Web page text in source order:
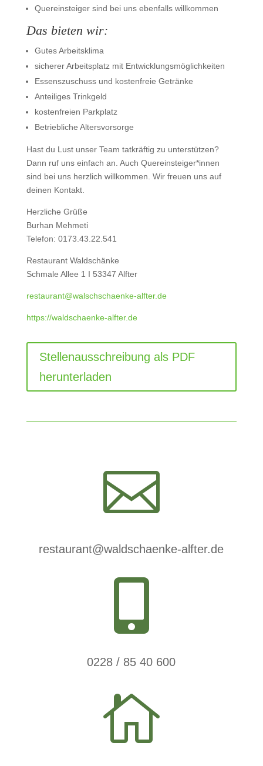
Quereinsteiger sind bei uns ebenfalls willkommen
Das bieten wir:
Gutes Arbeitsklima
sicherer Arbeitsplatz mit Entwicklungsmöglichkeiten
Essenszuschuss und kostenfreie Getränke
Anteiliges Trinkgeld
kostenfreien Parkplatz
Betriebliche Altersvorsorge
Hast du Lust unser Team tatkräftig zu unterstützen?
Dann ruf uns einfach an. Auch Quereinsteiger*innen
sind bei uns herzlich willkommen. Wir freuen uns auf
deinen Kontakt.
Herzliche Grüße
Burhan Mehmeti
Telefon: 0173.43.22.541
Restaurant Waldschänke
Schmale Allee 1 I 53347 Alfter
restaurant@walschschaenke-alfter.de
https://waldschaenke-alfter.de
Stellenausschreibung als PDF
herunterladen

restaurant@waldschaenke-alfter.de

0228 / 85 40 600
